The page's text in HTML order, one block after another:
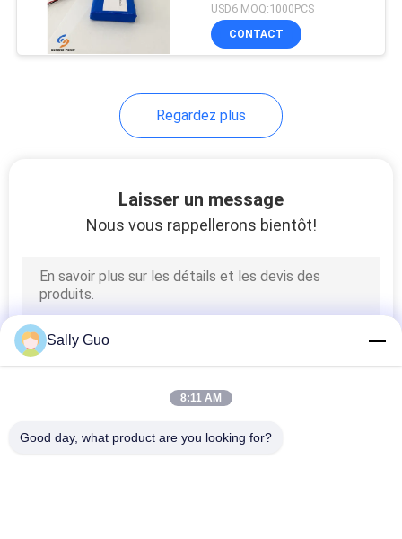
lithium
portable
Outil électrique
rechargeables
Batteries
I2C avec jauge de
carburant
USD6 MOQ:1000PCS
CONTACT
Regardez plus
Laisser un message
Nous vous rappellerons bientôt!
Sally Guo
8:11 AM
Good day, what product are you looking for?